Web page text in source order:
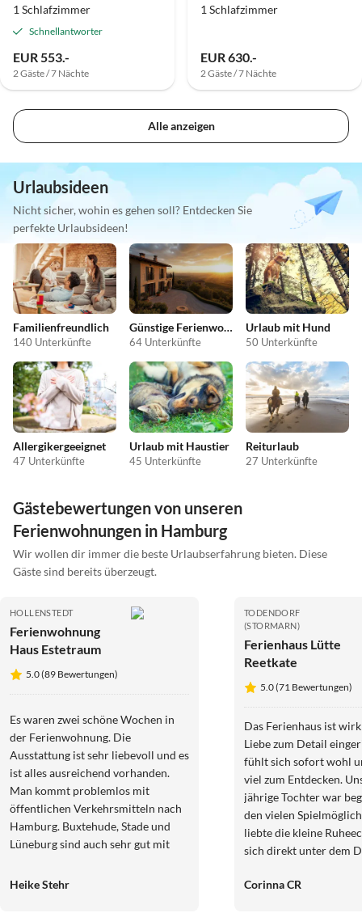
1 Schlafzimmer
Schnellantworter
EUR 553.-
2 Gäste / 7 Nächte
1 Schlafzimmer
EUR 630.-
2 Gäste / 7 Nächte
Alle anzeigen
Urlaubsideen
Nicht sicher, wohin es gehen soll? Entdecken Sie
perfekte Urlaubsideen!
Familienfreundlich
140 Unterkünfte
Günstige Ferienwohnungen
64 Unterkünfte
Urlaub mit Hund
50 Unterkünfte
Allergikergeeignet
47 Unterkünfte
Urlaub mit Haustier
45 Unterkünfte
Reiturlaub
27 Unterkünfte
Gästebewertungen von unseren
Ferienwohnungen in Hamburg
Wir wollen dir immer die beste Urlaubserfahrung bieten. Diese
Gäste sind bereits überzeugt.
HOLLENSTEDT
Ferienwohnung
Haus Estetraum
5.0 (89 Bewertungen)
Es waren zwei schöne Wochen in
der Ferienwohnung. Die
Ausstattung ist sehr liebevoll und es
ist alles ausreichend vorhanden.
Man kommt problemlos mit
öffentlichen Verkehrsmitteln nach
Hamburg. Buxtehude, Stade und
Lüneburg sind auch sehr gut mit
empfehlenswert. Die Vermieter
Heike Stehr
TODENDORF
(STORMARN)
Ferienhaus Lütte
Reetkate
5.0 (71 Bewertungen)
Das Ferienhaus ist
Liebe zum Detail
fühlt sich sofort wohl
viel zum Entdecken.
jährige Tochter war
den vielen
liebte die kleine
sich direkt unter dem
Holzleiter nach oben).
Corinna CR